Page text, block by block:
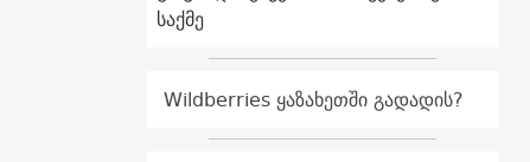
საქმე
Wildberries ყაზახეთში გადადის?